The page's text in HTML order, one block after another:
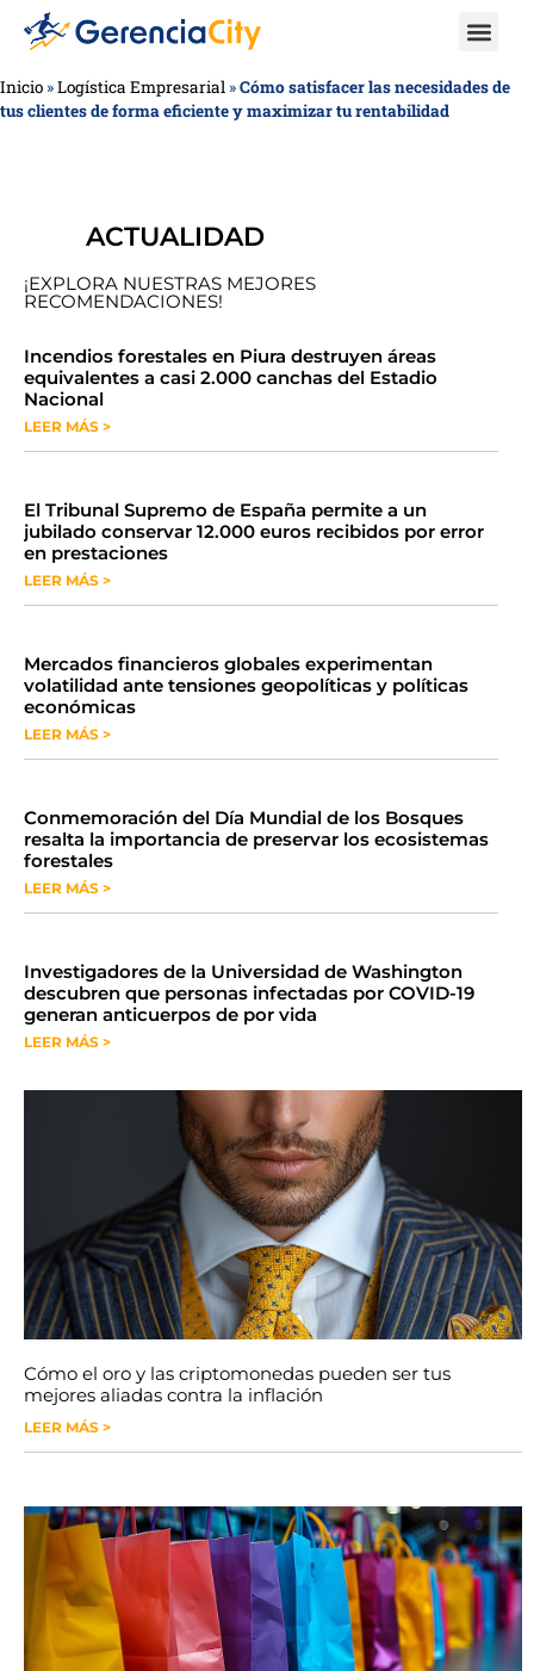
Inicio »Logística Empresarial »Cómo satisfacer las necesidades de
tus clientes de forma eficiente y maximizar tu rentabilidad
ACTUALIDAD
¡EXPLORA NUESTRAS MEJORES
RECOMENDACIONES!
​​​​Incendios forestales en Piura destruyen áreas
equivalentes a casi 2.000 canchas del Estadio
Nacional
LEER MÁS >
​El Tribunal Supremo de España permite a un
jubilado conservar 12.000 euros recibidos por error
en prestaciones
LEER MÁS >
Mercados financieros globales experimentan
volatilidad ante tensiones geopolíticas y políticas
económicas
LEER MÁS >
Conmemoración del Día Mundial de los Bosques
resalta la importancia de preservar los ecosistemas
forestales
LEER MÁS >
Investigadores de la Universidad de Washington
descubren que personas infectadas por COVID-19
generan anticuerpos de por vida
LEER MÁS >
Cómo el oro y las criptomonedas pueden ser tus
mejores aliadas contra la inflación
LEER MÁS >